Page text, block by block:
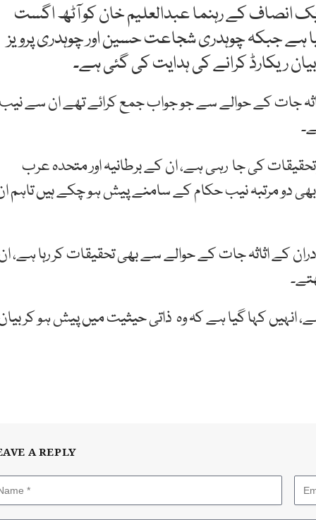
انصاف کے رہنما عبدالعلیم خان کو آٹھ اگست
ہے جبکہ چوہدری شجاعت حسین اور چوہدری پرویز
خان نے 30 جولائی کو اپنے اثاثہ جات کے حوالے سے جو جواب جمع کرائے تھے ان سے نیب
تحقیقات کی جا رہی ہے، ان کے برطانیہ اور متحدہ عرب
دو مرتبہ نیب حکام کے سامنے پیش ہو چکے ہیں تاہم
کے اثاثہ جات کے حوالے سے بھی تحقیقات کر رہا ہے،
کو طلب کر رکھا ہے، انہیں کہا گیا ہے کہ وہ ذاتی حیثیت میں پیش ہو کر
A REPLY